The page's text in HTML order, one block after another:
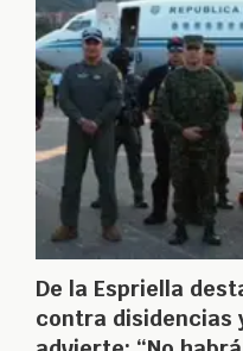
De la Espriella
contra disidencias